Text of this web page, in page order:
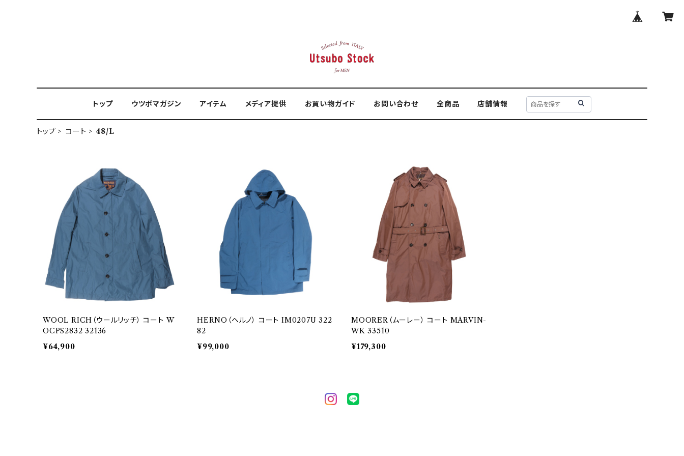
トップ ウツボマガジン アイテム メディア提供 お買い物ガイド お問い合わせ 全商品 店舗情報
トップ コート 48/L
WOOL RICH（ウールリッチ） コート W
OCPS2832 32136
¥64,900
HERNO（ヘルノ） コート IM0207U 322
82
¥99,000
MOORER（ムーレー） コート MARVIN-
WK 33510
¥179,300